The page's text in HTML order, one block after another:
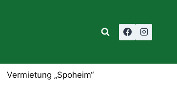
Vermietung „Spoheim“